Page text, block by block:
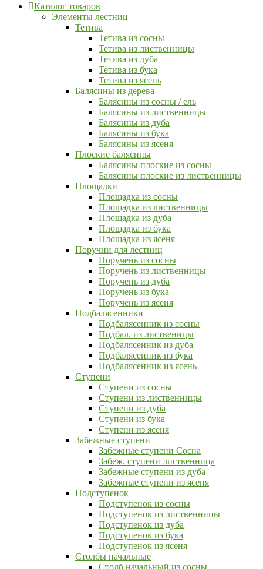
Каталог товаров
Элементы лестниц
Тетива
Тетива из сосны
Тетива из лиственницы
Тетива из дуба
Тетива из бука
Тетива из ясень
Балясины из дерева
Балясины из сосны / ель
Балясины из лиственницы
Балясины из дуба
Балясины из бука
Балясины из ясеня
Плоские балясины
Балясины плоские из сосны
Балясины плоские из лиственницы
Площадки
Площадка из сосны
Площадка из лиственницы
Площадка из дуба
Площадка из бука
Площадка из ясеня
Поручни для лестниц
Поручень из сосны
Поручень из лиственницы
Поручень из дуба
Поручень из бука
Поручень из ясеня
Подбалясенники
Подбалясенник из сосны
Подбал. из лиственицы
Подбалясенник из дуба
Подбалясенник из бука
Подбалясенник из ясень
Ступени
Ступени из сосны
Ступени из лиственницы
Ступени из дуба
Ступени из бука
Ступени из ясеня
Забежные ступени
Забежные ступени Сосна
Забеж. ступени лиственница
Забежные ступени из дуба
Забежные ступени из ясеня
Подступенок
Подступенок из сосны
Подступенок из лиственницы
Подступенок из дуба
Подступенок из бука
Подступенок из ясеня
Столбы начальные
Столб начальный из сосны